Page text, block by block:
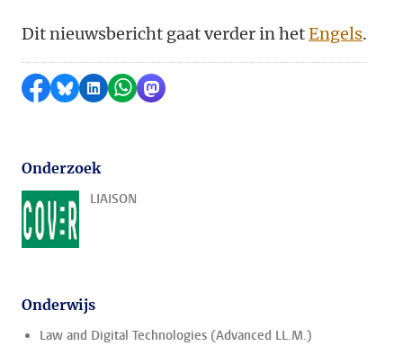
Dit nieuwsbericht gaat verder in hetEngels.
Delen op Facebook
Delen via Bluesky
Delen op LinkedIn
Delen via WhatsApp
Delen via Mastodon
Onderzoek
LIAISON
Onderwijs
Law and Digital Technologies (Advanced LL.M.)